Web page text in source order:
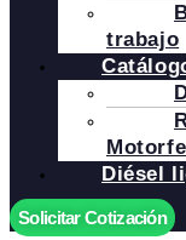
trabajo
Diésel
Solicitar Cotización